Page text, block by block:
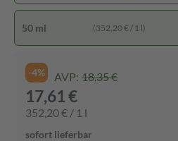
50 ml (352,20 € / 1 l)
-4% AVP: 18,35 €
17,61 €
352,20 € / 1 l
sofort lieferbar